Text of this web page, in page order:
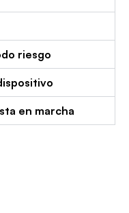
riesgo
en marcha